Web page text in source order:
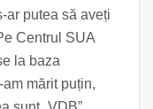
ar putea să aveți
Centrul SUA
la baza
mărit puțin,